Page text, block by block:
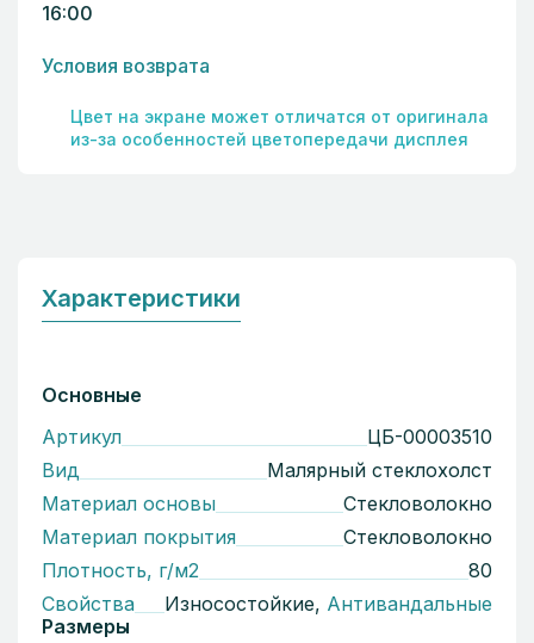
16:00
Условия возврата
Цвет на экране может отличатся от оригинала
из-за особенностей цветопередачи дисплея
Характеристики
Основные
Артикул
ЦБ-00003510
Вид
Малярный стеклохолст
Материал основы
Стекловолокно
Материал покрытия
Стекловолокно
Плотность, г/м2
80
Свойства
Износостойкие, Антивандальные
Размеры